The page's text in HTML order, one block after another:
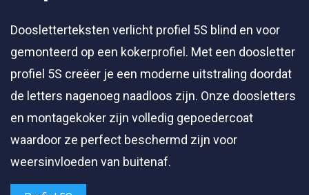
Doosletterteksten verlicht profiel 5S blind en voor
gemonteerd op een kokerprofiel. Met een doosletter
profiel 5S creëer je een moderne uitstraling doordat
de letters nagenoeg naadloos zijn. Onze doosletters
en montagekoker zijn volledig gepoedercoat
waardoor ze perfect beschermd zijn voor
weersinvloeden van buitenaf.